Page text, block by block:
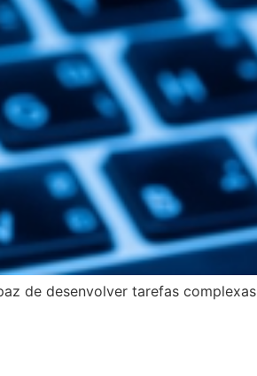
de desenvolver tarefas complexas